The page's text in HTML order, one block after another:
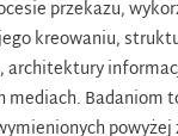
przekazu,
kreowaniu,
architektury
mediach. Badaniom
powyżej